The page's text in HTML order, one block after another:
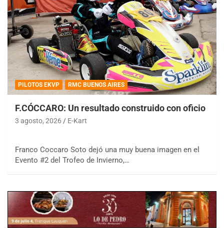
PILOTOS EKVP RMC BUENOS AIRES
F.CÓCCARO: Un resultado construido con oficio
3 agosto, 2026 E-Kart
Franco Coccaro Soto dejó una muy buena imagen en el
Evento #2 del Trofeo de Invierno,…